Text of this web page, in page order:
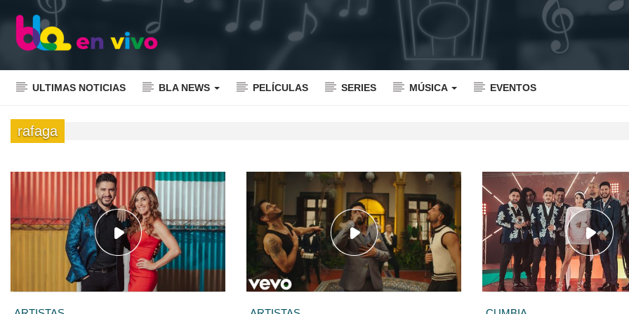
ULTIMAS NOTICIAS BLA NEWS PELÍCULAS SERIES MÚSICA EVENTOS
rafaga